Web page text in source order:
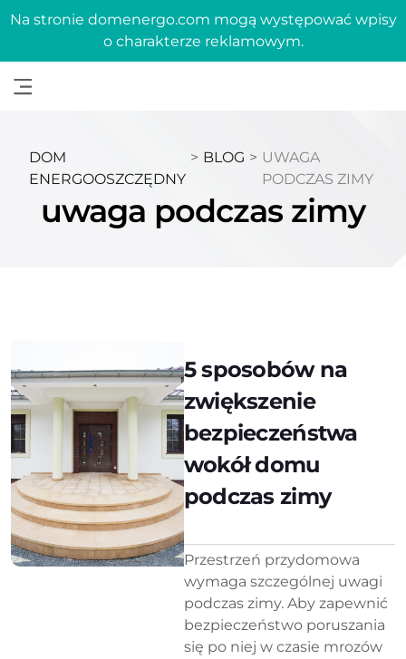
Na stronie domenergo.com mogą występować wpisy
o charakterze reklamowym.
DOM
ENERGOOSZCZĘDNY
> BLOG > UWAGA
PODCZAS ZIMY
uwaga podczas zimy
5 sposobów na
zwiększenie
bezpieczeństwa
wokół domu
podczas zimy
Przestrzeń przydomowa
wymaga szczególnej uwagi
podczas zimy. Aby zapewnić
bezpieczeństwo poruszania
się po niej w czasie mrozów